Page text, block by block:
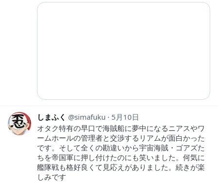
しまふく simafuku
5月10日
オタク特有の早口で海賊船に夢中になるニアスやワ
ームホールの管理者と交渉するリアムが面白かった
です。そして全くの勘違いから宇宙海賊・ゴアズた
ちを帝国軍に押し付けたのにも笑いました。何気に
艦隊戦も格好良くて見応えがありました。続きが楽
しみです